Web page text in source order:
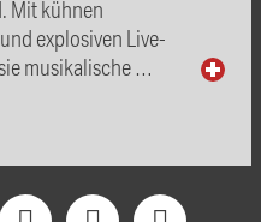
Mit kühnen
explosiven Live-
musikalische …